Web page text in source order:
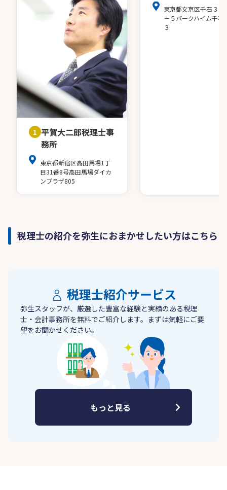
1 平賀大二郎税理士事
務所
東京都新宿区高田馬場1丁
目31番8号高田馬場ダイカ
ンプラザ805
東京都文京区千石３－
－５パークハイム千石
３
税理士の紹介を弥生におまかせしたい方はこちら
税理士紹介サービス
弥生スタッフが、厳選した豊富な経験と実績のある税理
士・会計事務所を無料でご紹介します。まずは気軽にご要
望をお聞かせください。
もっと見る